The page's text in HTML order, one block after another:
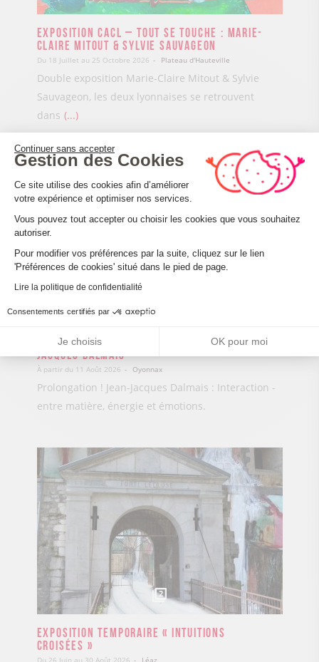
Exposition CACL – Tout se touche : Marie-
Claire Mitout & Sylvie Sauvageon
Du 18 Juillet au 25 Octobre 2026 Plateau d'Hauteville
Double exposition Marie-Claire Mitout & Sylvie
Sauvageon, les deux lyonnaises se retrouvent
dans ...
Exposition En Dehors du Cadre – Jean-
Jacques Dalmais
À partir du 11 Août 2026 Oyonnax
Prolongation ! Jean-Jacques Dalmais : Interaction -
entre matière, énergie et émotions.
2
Exposition temporaire « Intuitions
croisées »
Du 26 Juin au 30 Août 2026 Léaz
Continuer sans accepter
Gestion des Cookies
Plateforme de Gestion du
Ce site utilise des cookies afin d’améliorer
votre expérience et optimiser nos services.
Vous pouvez tout accepter ou choisir les cookies que vous souhaitez
autoriser.
Pour modifier vos préférences par la suite, cliquez sur le lien
'Préférences de cookies' situé dans le pied de page.
Lire la politique de confidentialité
Consentements certifiés par
Je choisis OK pour moi